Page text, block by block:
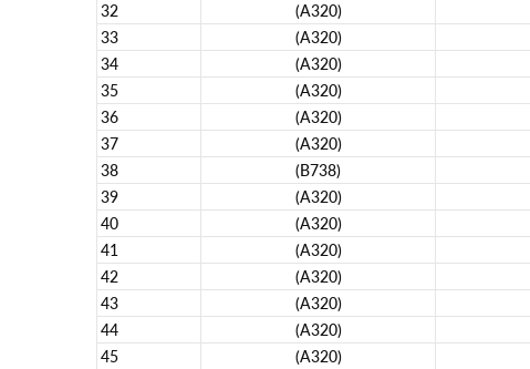
32
(A320)
33
(A320)
34
(A320)
35
(A320)
36
(A320)
37
(A320)
38
(B738)
39
(A320)
40
(A320)
41
(A320)
42
(A320)
43
(A320)
44
(A320)
45
(A320)